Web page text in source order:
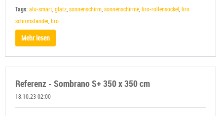
Tags:alu-smart glatz sonnenschirm sonnenschirme liro-rollensockel liro
schirmständer, liro
Mehr lesen
Referenz - Sombrano S+ 350 x 350 cm
18.10.23 02:00